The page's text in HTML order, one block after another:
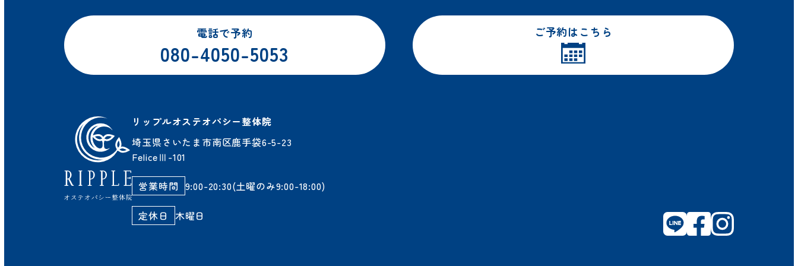
電話で予約
080-4050-5053
ご予約はこちら
リップルオステオパシー整体院
埼玉県さいたま市南区鹿手袋6-5-23
FeliceⅢ-101
営業時間 9:00-20:30(土曜のみ9:00-18:00)
定休日 木曜日